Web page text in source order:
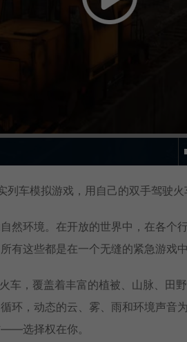
车模拟游戏，用自己的双手驾驶火
然环境。在开放的世界中，在各个
有这些都是在一个无缝的紧急游戏中
车，覆盖着丰富的植被、山脉、田
环，动态的云、雾、雨和环境声音
选择权在你。